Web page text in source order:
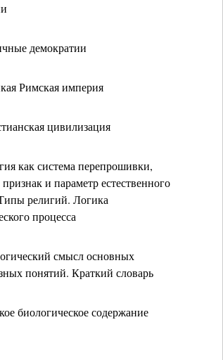
демократии
Римская империя
цивилизация
как система перепрошивки,
и параметр естественного
религий. Логика
процесса
смысл основных
понятий. Краткий словарь
биологическое содержание